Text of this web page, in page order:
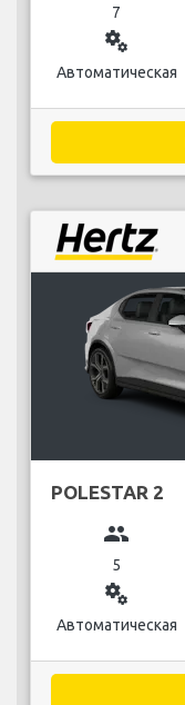
7
miscellaneous_services
Автоматическая
POLESTAR 2
group
5
miscellaneous_services
Автоматическая